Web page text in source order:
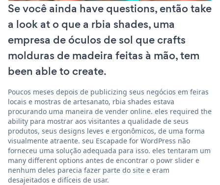
Se você ainda have questions, então take
a look at o que a rbia shades, uma
empresa de óculos de sol que crafts
molduras de madeira feitas à mão, tem
been able to create.
Poucos meses depois de publicizing seus negócios em feiras
locais e mostras de artesanato, rbia shades estava
procurando uma maneira de vender online. eles required the
ability para mostrar aos visitantes a qualidade de seus
produtos, seus designs leves e ergonômicos, de uma forma
visualmente atraente. seu Escapade for WordPress não
forneceu uma solução adequada para isso. eles tentaram um
many different options antes de encontrar o powr slider e
nenhum deles parecia fazer parte do site e eram
desajeitados e difíceis de usar.